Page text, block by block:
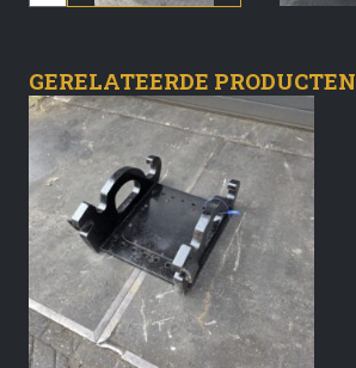
GERELATEERDE PRODUCTEN